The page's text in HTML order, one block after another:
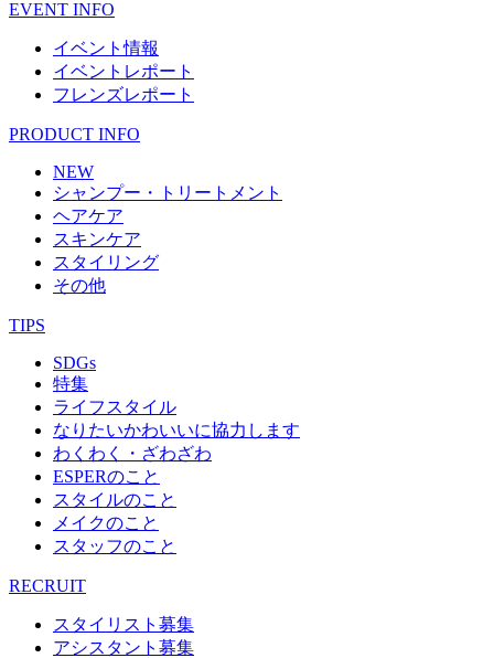
EVENT INFO
イベント情報
イベントレポート
フレンズレポート
PRODUCT INFO
NEW
シャンプー・トリートメント
ヘアケア
スキンケア
スタイリング
その他
TIPS
SDGs
特集
ライフスタイル
なりたいかわいいに協力します
わくわく・ざわざわ
ESPERのこと
スタイルのこと
メイクのこと
スタッフのこと
RECRUIT
スタイリスト募集
アシスタント募集